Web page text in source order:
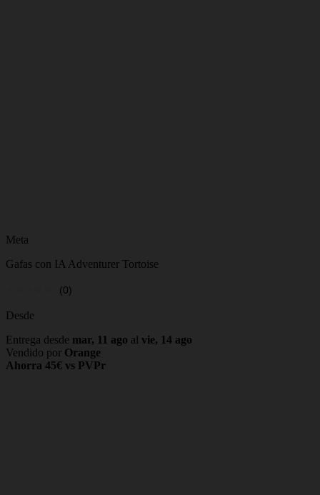
Meta
Gafas con IA Adventurer Tortoise
(0)
Desde
Entrega desde mar, 11 ago al vie, 14 ago
Vendido por Orange
Ahorra 45€ vs PVPr